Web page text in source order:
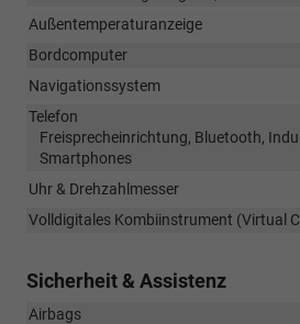
Außentemperaturanzeige
Bordcomputer
Navigationssystem
Telefon
Freisprecheinrichtung, Bluetooth,
Smartphones
Uhr & Drehzahlmesser
Volldigitales Kombiinstrument (Virtual
Sicherheit & Assistenz
Airbags